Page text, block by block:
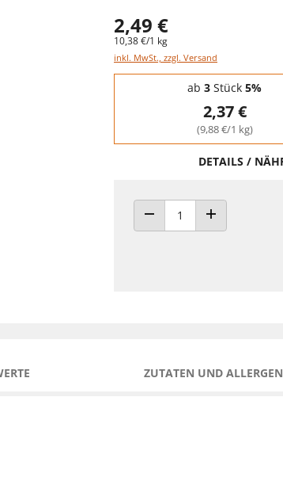
2,49 €
10,38 €/1 kg
inkl. MwSt., zzgl. Versand
Staffelpreise - Mengenrabatt
ab 3 Stück 5%
2,37 €
(9,88 €/1 kg)
DETAILS /
ANZAHL VERRINGERNANZAHL ERHÖHEN
ZUTATEN UND